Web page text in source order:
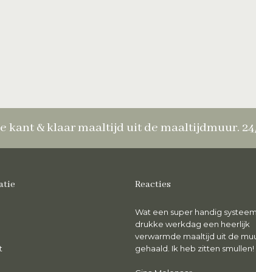
kant & klaar maaltijd uit de maaltijdmuur.
Reacties
genoten van de maaltijd.
maaltijd niet te hoeven
Wat een super handig
drukke werkdag een heerlijk
verwarmde maaltijd uit de
gehaald. Ik heb zitten smullen!